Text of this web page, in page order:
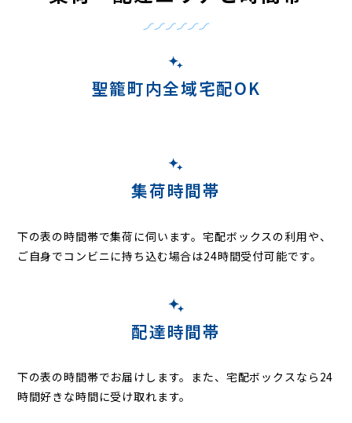
聖籠町内全域宅配OK
集荷時間帯
下の表の時間帯で集荷に伺います。宅配ボックスの利用や、
ご自身でコンビニに持ち込む場合は24時間受付可能です。
配達時間帯
下の表の時間帯でお届けします。また、宅配ボックスなら24
時間好きな時間に受け取れます。